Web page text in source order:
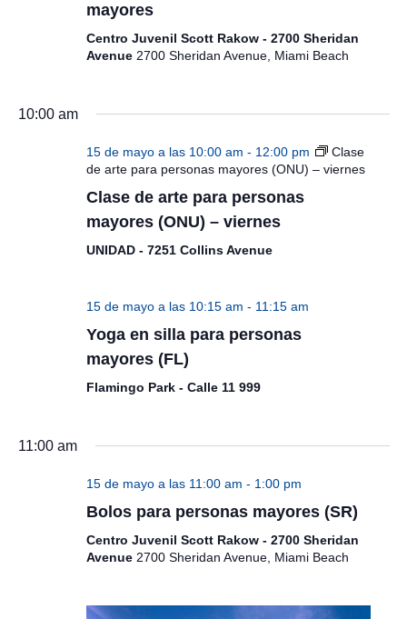
mayores
Centro Juvenil Scott Rakow - 2700 Sheridan
Avenue 2700 Sheridan Avenue, Miami Beach
10:00 am
15 de mayo a las 10:00 am - 12:00 pm
Clase
de arte para personas mayores (ONU) – viernes
Clase de arte para personas
mayores (ONU) – viernes
UNIDAD - 7251 Collins Avenue
15 de mayo a las 10:15 am - 11:15 am
Yoga en silla para personas
mayores (FL)
Flamingo Park - Calle 11 999
11:00 am
15 de mayo a las 11:00 am - 1:00 pm
Bolos para personas mayores (SR)
Centro Juvenil Scott Rakow - 2700 Sheridan
Avenue 2700 Sheridan Avenue, Miami Beach